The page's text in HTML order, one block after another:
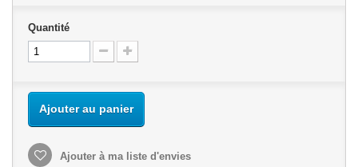
Quantité
Ajouter au panier
Ajouter à ma liste d'envies